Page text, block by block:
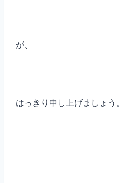
が、
はっきり申し上げましょう。